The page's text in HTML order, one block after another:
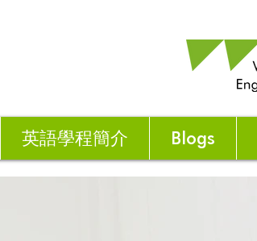
英語學程簡介 Blogs